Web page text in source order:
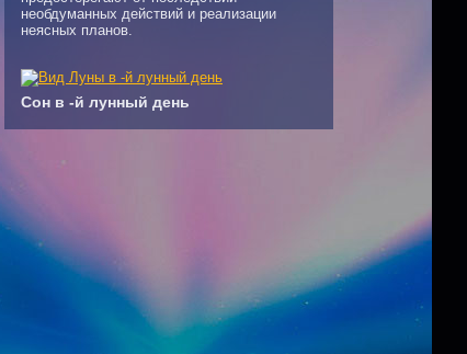
необдуманных действий и реализации
неясных планов.
Сон в -й лунный день